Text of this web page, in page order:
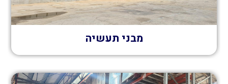
מבני תעשיה